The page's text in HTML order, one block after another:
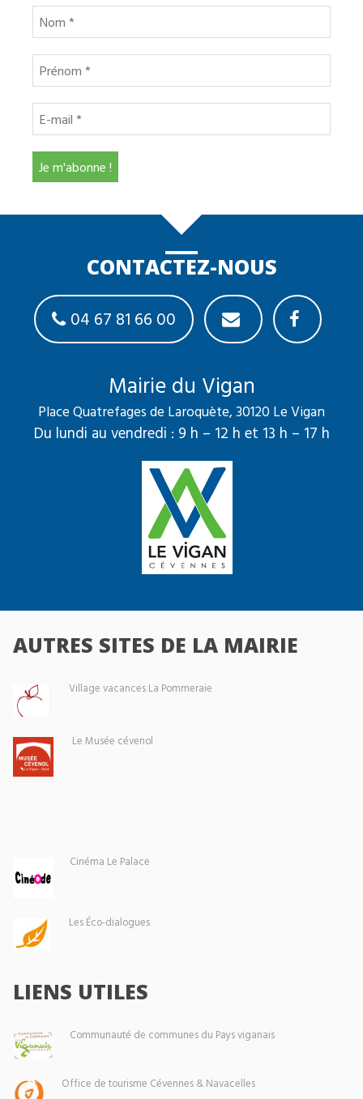
CONTACTEZ-NOUS
04 67 81 66 00
Mairie du Vigan
Place Quatrefages de Laroquète, 30120 Le Vigan
Du lundi au vendredi : 9 h – 12 h et 13 h – 17 h
AUTRES SITES DE LA MAIRIE
Village vacances La Pommeraie
Le Musée cévenol
Cinéma Le Palace
Les Éco-dialogues
LIENS UTILES
Communauté de communes du Pays viganais
Office de tourisme Cévennes & Navacelles